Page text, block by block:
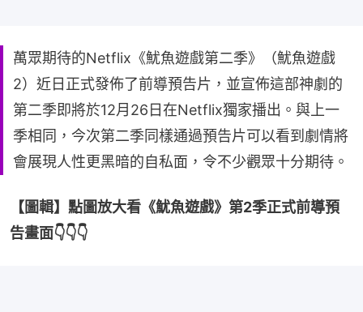
萬眾期待的Netflix《魷魚遊戲第二季》（魷魚遊戲
2）近日正式發佈了前導預告片，並宣佈這部神劇的
第二季即將於12月26日在Netflix獨家播出。與上一
季相同，今次第二季同樣通過預告片可以看到劇情將
會展現人性更黑暗的自私面，令不少觀眾十分期待。
【圖輯】點圖放大看《魷魚遊戲》第2季正式前導預
告畫面👇👇👇